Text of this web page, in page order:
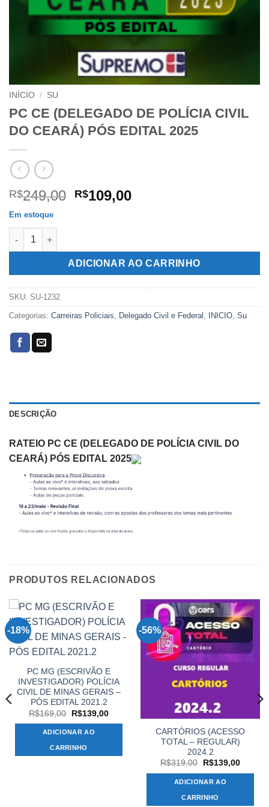
INÍCIO / SU
PC CE (DELEGADO DE POLÍCIA CIVIL
DO CEARÁ) PÓS EDITAL 2025
R$249,00 O
R$249,00.
R$109,00O
R$109,00.
Em estoque
PC CE (DELEGADO DE POLÍCIA CIVIL DO CEARÁ) PÓS
ADICIONAR AO CARRINHO
SKU: SU-1232
Categorias: Carreiras Policiais, Delegado Civil e Federal , INICIO, Su
DESCRIÇÃO
RATEIO PC CE (DELEGADO DE POLÍCIA CIVIL DO
CEARÁ) PÓS EDITAL 2025
PRODUTOS RELACIONADOS
-18%
PC MG (ESCRIVÃO E
INVESTIGADOR) POLÍCIA
CIVIL DE MINAS GERAIS –
PÓS EDITAL 2021.2
R$169,00
O
original
era:
R$169,00.
R$139,00O
ADICIONAR AO
CARRINHO
-56%
CARTÓRIOS (ACESSO
TOTAL – REGULAR)
2024.2
R$319,00
O
original
era:
R$319,00.
R$139,00O
ADICIONAR AO
CARRINHO